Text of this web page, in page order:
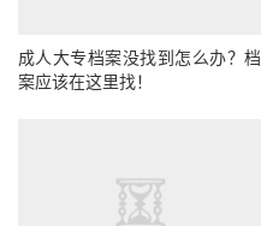
成人大专档案没找到怎么办？档
案应该在这里找！